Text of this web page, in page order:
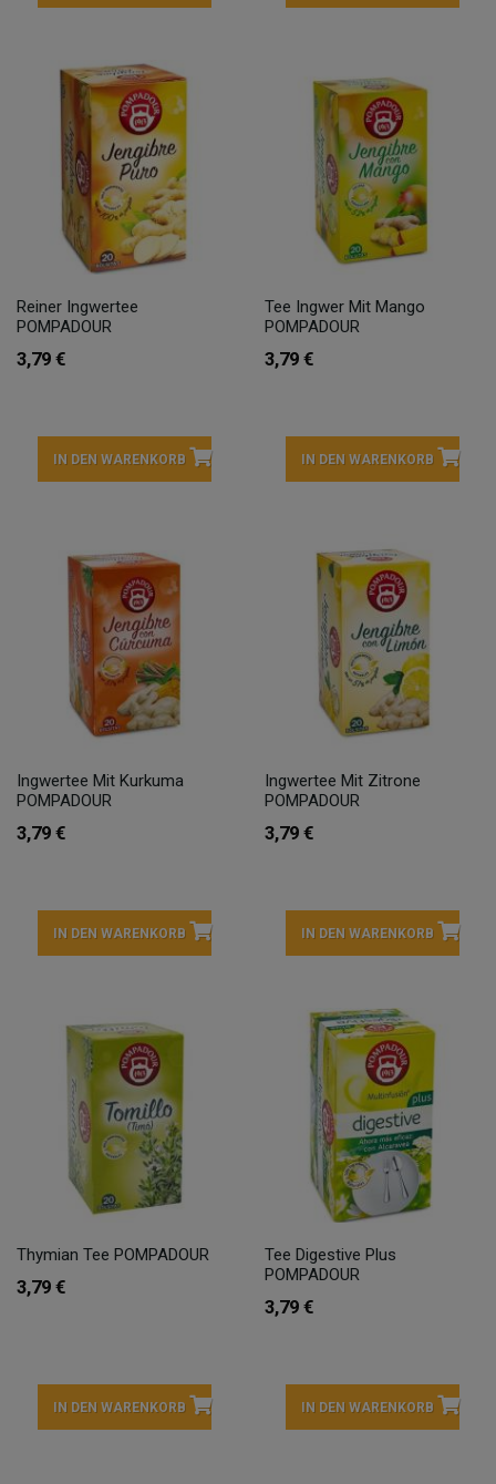
Reiner Ingwertee
POMPADOUR
3,79 €
IN DEN WARENKORB
Tee Ingwer Mit Mango
POMPADOUR
3,79 €
IN DEN WARENKORB
Ingwertee Mit Kurkuma
POMPADOUR
3,79 €
IN DEN WARENKORB
Ingwertee Mit Zitrone
POMPADOUR
3,79 €
IN DEN WARENKORB
Thymian Tee POMPADOUR
3,79 €
IN DEN WARENKORB
Tee Digestive Plus
POMPADOUR
3,79 €
IN DEN WARENKORB